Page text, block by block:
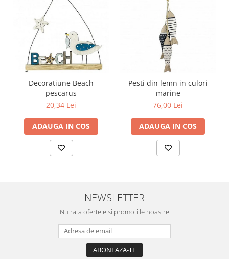
Decoratiune Beach
pescarus
20,34 Lei
ADAUGA IN COS
Pesti din lemn in culori
marine
76,00 Lei
ADAUGA IN COS
NEWSLETTER
Nu rata ofertele si promotiile noastre